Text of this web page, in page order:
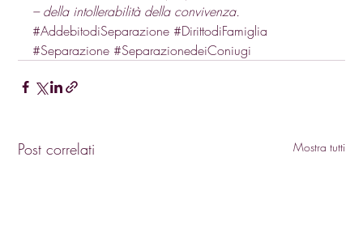
– della intollerabilità della convivenza.
#AddebitodiSeparazione #DirittodiFamiglia
#Separazione #SeparazionedeiConiugi
Post correlati Mostra tutti